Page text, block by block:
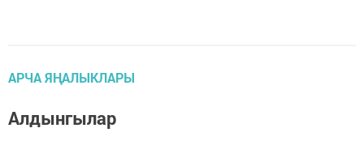
АРЧА ЯҢАЛЫКЛАРЫ
Алдынгылар